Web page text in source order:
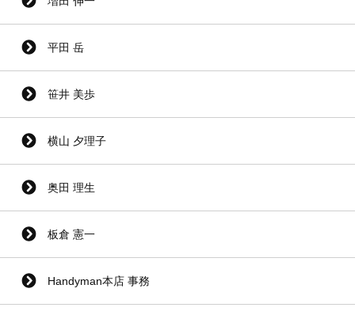
平田 岳
笹井 美歩
横山 夕理子
奥田 理生
板倉 憲一
Handyman本店 事務